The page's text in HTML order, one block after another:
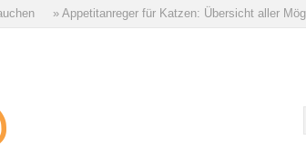
» Appetitanreger für Katzen: Übersicht aller